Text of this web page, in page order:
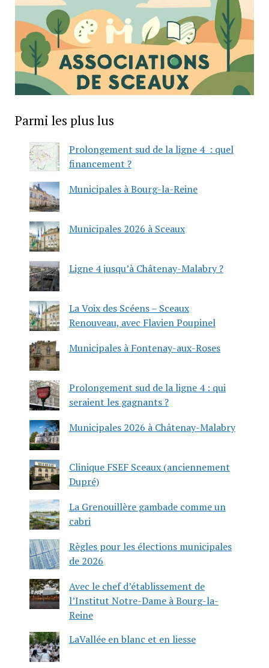
Parmi les plus lus
Prolongement sud de la ligne 4 : quel
financement ?
Municipales à Bourg-la-Reine
Municipales 2026 à Sceaux
Ligne 4 jusqu’à Châtenay-Malabry ?
La Voix des Scéens – Sceaux
Renouveau, avec Flavien Poupinel
Municipales à Fontenay-aux-Roses
Prolongement sud de la ligne 4 : qui
seraient les gagnants ?
Municipales 2026 à Châtenay-Malabry
Clinique FSEF Sceaux (anciennement
Dupré)
La Grenouillère gambade comme un
cabri
Règles pour les élections municipales
de 2026
Avec le chef d’établissement de
l’Institut Notre-Dame à Bourg-la-
Reine
LaVallée en blanc et en liesse